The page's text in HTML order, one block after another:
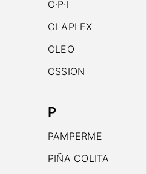
O·P·I
OLAPLEX
OLEO
OSSION
P
PAMPERME
PIÑA COLITA